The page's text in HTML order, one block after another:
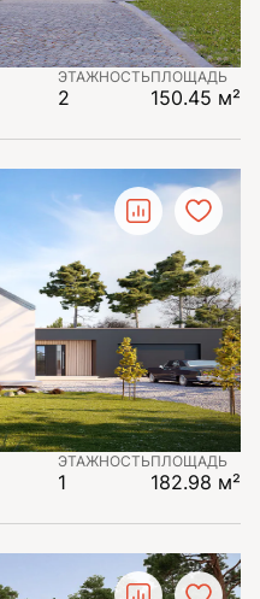
ЭТАЖНОСТЬ
2
ПЛОЩАДЬ
150.45 м²
ЭТАЖНОСТЬ
1
ПЛОЩАДЬ
182.98 м²